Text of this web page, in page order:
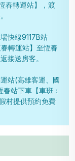
春轉運站】，渡
快線9117B站
轉運站】至恆春
接送房客。
站(高雄客運、國
站下車【車班：
村提供預約免費